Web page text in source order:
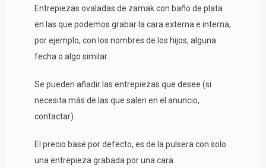
Entrepiezas ovaladas de zamak con baño de plata
en las que podemos grabar la cara externa e interna,
por ejemplo, con los nombres de los hijos, alguna
fecha o algo similar.
Se pueden añadir las entrepiezas que desee (si
necesita más de las que salen en el anuncio,
contactar).
El precio base por defecto, es de la pulsera con solo
una entrepieza grabada por una cara.